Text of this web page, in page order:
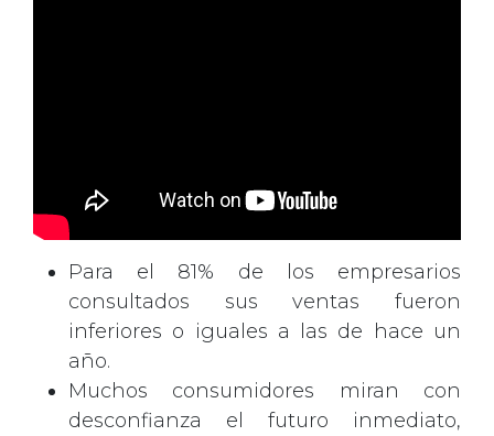
Para el 81% de los empresarios
consultados sus ventas fueron
inferiores o iguales a las de hace un
año.
Muchos consumidores miran con
desconfianza el futuro inmediato,